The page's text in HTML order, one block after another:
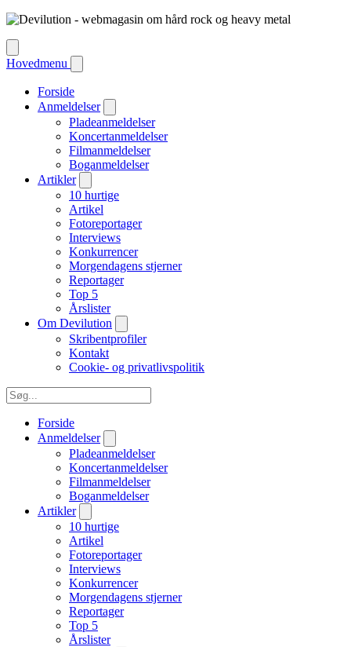
Hovedmenu
Forside
Anmeldelser
Pladeanmeldelser
Koncertanmeldelser
Filmanmeldelser
Boganmeldelser
Artikler
10 hurtige
Artikel
Fotoreportager
Interviews
Konkurrencer
Morgendagens stjerner
Reportager
Top 5
Årslister
Om Devilution
Skribentprofiler
Kontakt
Cookie- og privatlivspolitik
Forside
Anmeldelser
Pladeanmeldelser
Koncertanmeldelser
Filmanmeldelser
Boganmeldelser
Artikler
10 hurtige
Artikel
Fotoreportager
Interviews
Konkurrencer
Morgendagens stjerner
Reportager
Top 5
Årslister